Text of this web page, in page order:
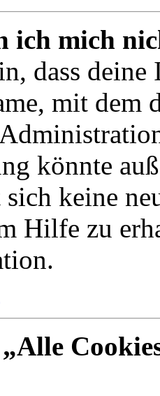
ich mich
dass
mit dem
könnte
keine
Hilfe zu